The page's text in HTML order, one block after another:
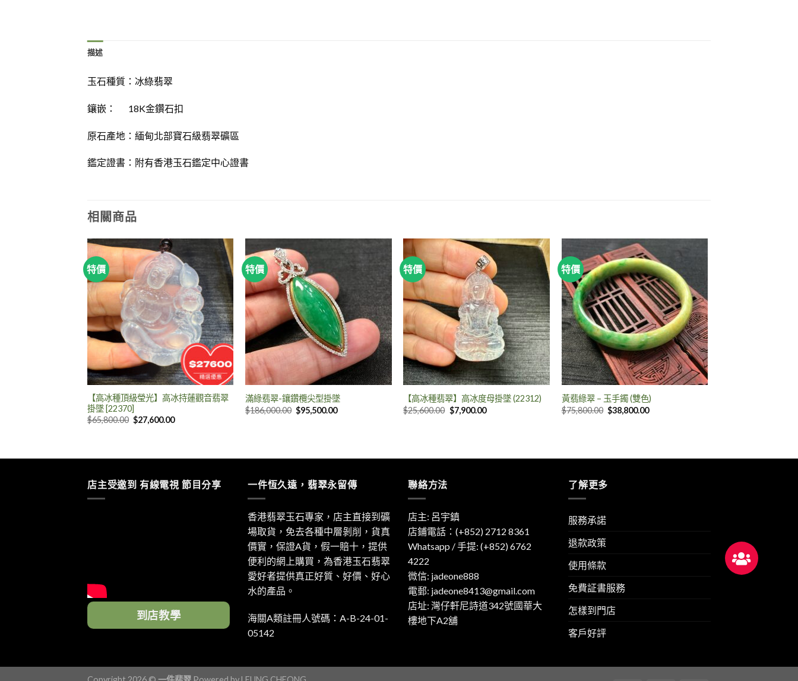
描述
玉石種質： 冰綠翡翠
鑲嵌： 18K金鑽石扣
原石產地：緬甸北部寶石級翡翠礦區
鑑定證書： 附有香港玉石鑑定中心證書
相關商品
特價
【高冰種頂級瑩光】高冰持蓮觀音翡翠
掛墜 [22370]
$65,800.00 $27,600.00
特價
滿綠翡翠-鑲鑽欖尖型掛墜
$186,000.00 $95,500.00
特價
【高冰種翡翠】高冰度母掛墜 (22312)
$25,600.00 $7,900.00
特價
黃翡綠翠 – 玉手鐲 (雙色)
$75,800.00 $38,800.00
店主受邀到 有線電視 節目分享
到店教學
一件恆久遠，翡翠永留傳
香港翡翠玉石專家，店主直接到礦
場取貨，免去各種中層剝削，貨真
價實，保證A貨，假一賠十，提供
便利的網上購買，為香港玉石翡翠
愛好者提供真正好質、好價、好心
水的產品。
海關A類註冊人號碼：A-B-24-01-
05142
聯絡方法
店主: 呂宇鎮
店鋪電話：(+852) 2712 8361
Whatsapp / 手提: (+852) 6762
4222
微信: jadeone888
電郵: jadeone8413@gmail.com
店址: 灣仔軒尼詩道342號國華大
樓地下A2舖
了解更多
服務承諾
退款政策
使用條款
免費証書服務
怎樣到門店
客戶好評